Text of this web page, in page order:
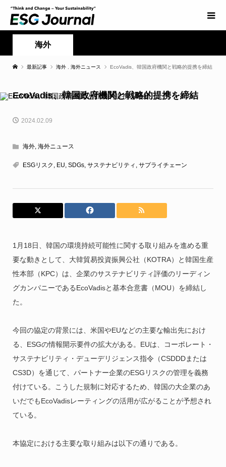
海外
最新記事 海外 海外ニュース EcoVadis、韓国政府機関と戦略的提携を締結
EcoVadis、韓国政府機関と戦略的提携を締結
2024.02.09
海外, 海外ニュース
ESGリスク , EU, SDGs, サステナビリティ , サプライチェーン
1月18日、韓国の環境持続可能性に関する取り組みを進める重
要な動きとして、大韓貿易投資振興公社（KOTRA）と韓国生産
性本部（KPC）は、企業のサステナビリティ評価のリーディン
グカンパニーであるEcoVadisと基本合意書（MOU）を締結し
た。
今回の協定の背景には、米国やEUなどの主要な輸出先におけ
る、ESGの情報開示要件の拡大がある。EUは、コーポレート・
サステナビリティ・デューデリジェンス指令（CSDDDまたは
CS3D）を通じて、パートナー企業のESGリスクの管理を義務
付けている。こうした規制に対応するため、韓国の大企業のあ
いだでもEcoVadisレーティングの活用が広がることが予想され
ている。
本協定における主要な取り組みは以下の通りである。